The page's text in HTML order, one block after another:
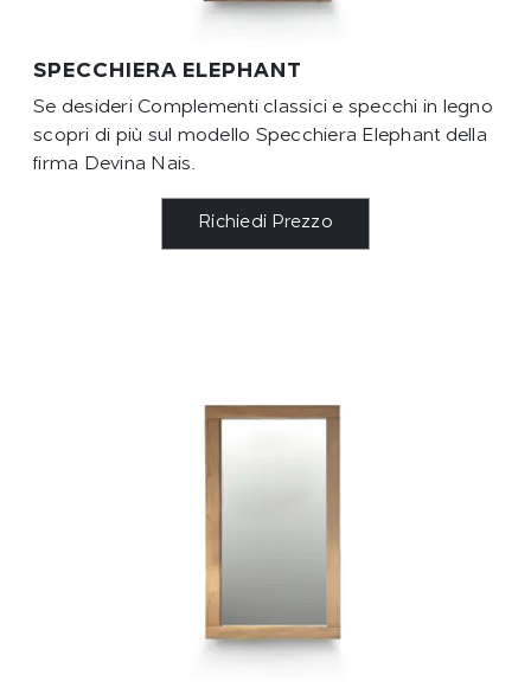
SPECCHIERA ELEPHANT
Se desideri Complementi classici e specchi in legno
scopri di più sul modello Specchiera Elephant della
firma Devina Nais.
Richiedi Prezzo